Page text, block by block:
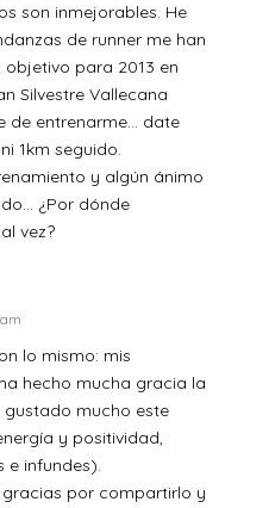
son inmejorables. He
de runner me han
para 2013 en
Silvestre Vallecana
de entrenarme… date
1km seguido.
y algún ánimo
¿Por dónde
vez?
lo mismo: mis
hecho mucha gracia la
mucho este
y positividad,
e infundes).
por compartirlo y